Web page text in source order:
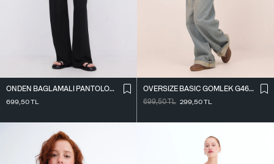
ÖNDEN BAĞLAMALI PANTOLON PN16791-W12
699,50TL
OVERSIZE BASIC GÖMLEK G4612-Z2
699,50TL 299,50TL